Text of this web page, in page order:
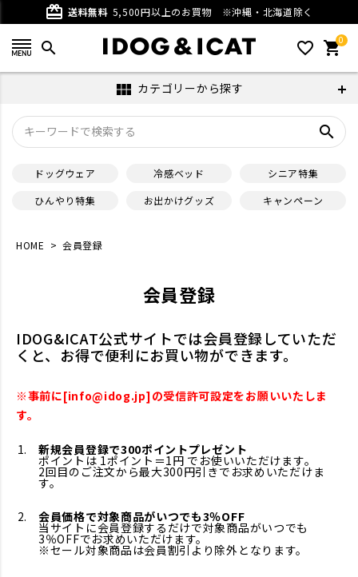
card_giftcard 送料無料 5,500円以上のお買物 ※沖縄・北海道除く
search favorite_outline 0
shopping_cart
view_module カテゴリーから探す
search
ドッグウェア 冷感ベッド
シニア特集
ひんやり特集
お出かけグッズ キャンペーン
HOME 会員登録
会員登録
IDOG&ICAT公式サイトでは会員登録していただ
くと、お得で便利にお買い物ができます。
※事前に[info@idog.jp]の受信許可設定をお願いいたしま
す。
新規会員登録で300ポイントプレゼント
ポイントは 1ポイント＝1円 でお使いいただけます。
2回目のご注文から最大300円引きでお求めいただけま
す。
会員価格で対象商品がいつでも3％OFF
当サイトに会員登録するだけで対象商品がいつでも
3％OFFでお求めいただけます。
※セール対象商品は会員割引より除外となります。